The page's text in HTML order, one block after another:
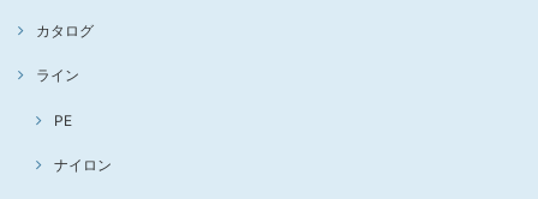
カタログ
ライン
PE
ナイロン